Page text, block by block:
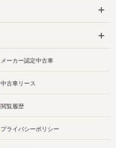
メーカー認定中古車
中古車リース
閲覧履歴
プライバシーポリシー